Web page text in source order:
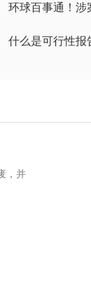
，并